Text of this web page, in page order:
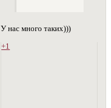
У нас много таких)))
+1